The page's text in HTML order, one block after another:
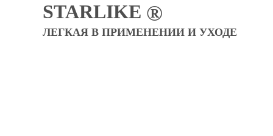
STARLIKE ®
ЛЕГКАЯ В ПРИМЕНЕНИИ И УХОДЕ